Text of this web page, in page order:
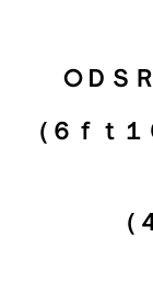
○ＤＳ
（６ｆｔ